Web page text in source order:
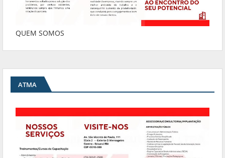
QUEM SOMOS
ATMA